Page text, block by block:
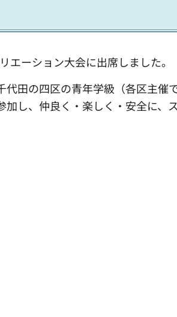
ーション大会に出席しました。
田の四区の青年学級（各区主催
し、仲良く・楽しく・安全に、